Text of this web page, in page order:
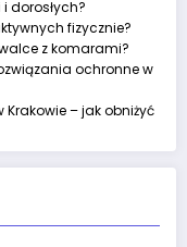
dorosłych?
fizycznie?
z komarami?
ochronne w
– jak obniżyć